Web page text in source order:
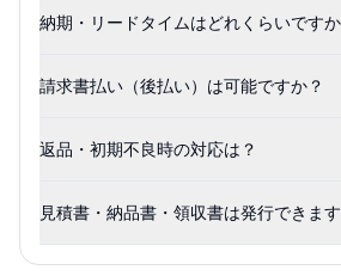
納期・リードタイムはどれくらいです
請求書払い（後払い）は可能ですか？
返品・初期不良時の対応は？
見積書・納品書・領収書は発行できま